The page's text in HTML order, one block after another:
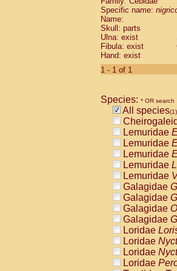
Cebidae
Cebidae
Cebidae
Cebidae
Cebidae
Cebidae
Cebidae
Cebidae
Cebidae
Cebidae
Cebidae
Cebidae
Atelidae
Atelidae
Atelidae
Atelidae
Atelidae
Atelidae
Atelidae
Atelidae
Atelidae
Atelidae
Pitheciidae
Specific name:
Name:
Skull: parts
Ulna: exist
Fibula: exist
Hand: exist
1 - 1 of 1
Species: * OR search
All species(1)
Lemuridae
Lemuridae
Lemuridae
Lemuridae
Lemuridae
Galagidae
Galagidae
Galagidae
Galagidae
Loridae
Loridae
Loridae
Loridae